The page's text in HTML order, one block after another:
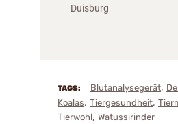
Duisburg
TAGS: Blutanalysegerät,
Koalas, Tiergesundheit,
Tierwohl, Watussirinder